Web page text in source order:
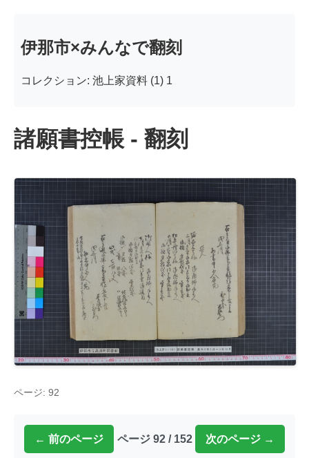
伊那市×みんなで翻刻
コレクション: 池上家資料 (1) 1
諸願書控帳 - 翻刻
ページ: 92
← 前のページ ページ 92 / 152 次のページ →